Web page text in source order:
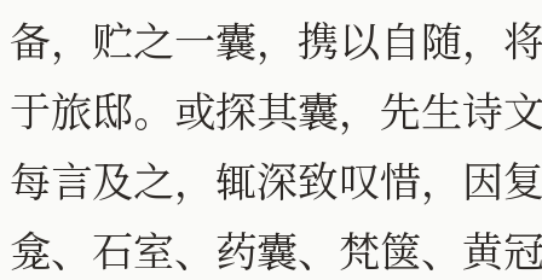
备，贮之一囊，携以自随，
于旅邸。或探其囊，先生诗
每言及之，辄深致叹惜，因
龛、石室、药囊、梵箧、黄